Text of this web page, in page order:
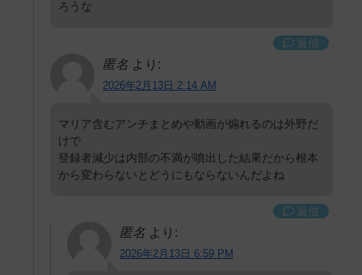
ろうな
返信
匿名 より:
2026年2月13日 2:14 AM
マリア含むアンチまとめや動画が煽れるのは外野だ
けで
登録者減少は内部の不満が噴出した結果だから根本
から変わらないとどうにもならないんだよね
返信
匿名 より:
2026年2月13日 6:59 PM